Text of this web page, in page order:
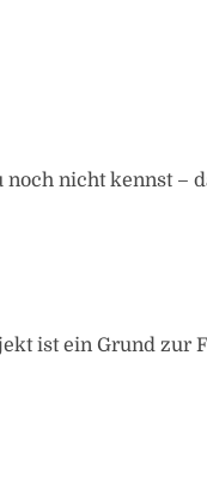
nicht kennst –
ist ein Grund zur